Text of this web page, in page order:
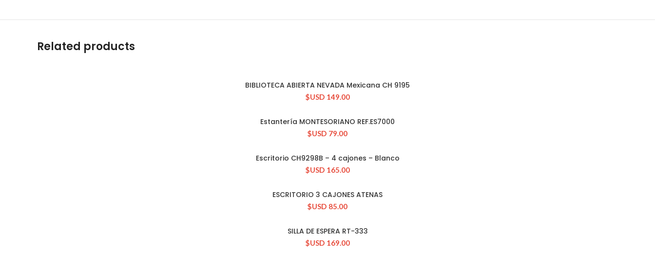
Related products
CONSULTAR STOCK
BIBLIOTECA ABIERTA NEVADA Mexicana CH 9195
$USD 149.00
CONSULTAR STOCK
Estantería MONTESORIANO REF.ES7000
$USD 79.00
CONSULTAR STOCK
Escritorio CH9298B – 4 cajones – Blanco
$USD 165.00
CONSULTAR STOCK
ESCRITORIO 3 CAJONES ATENAS
$USD 85.00
CONSULTAR STOCK
SILLA DE ESPERA RT-333
$USD 169.00